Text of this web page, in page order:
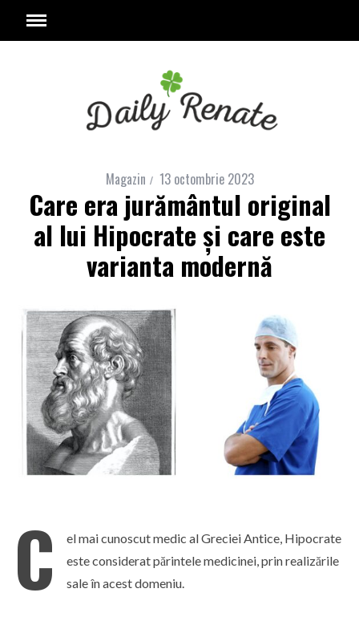
Magazin 13 octombrie 2023
Care era jurământul original
al lui Hipocrate şi care este
varianta modernă
C
el mai cunoscut medic al Greciei Antice, Hipocrate
este considerat părintele medicinei, prin realizările
sale în acest domeniu.